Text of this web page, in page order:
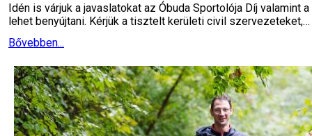
Idén is várjuk a javaslatokat az Óbuda Sportolója Díj
lehet benyújtani. Kérjük a tisztelt kerületi civil szervezeteket,…
Bővebben...